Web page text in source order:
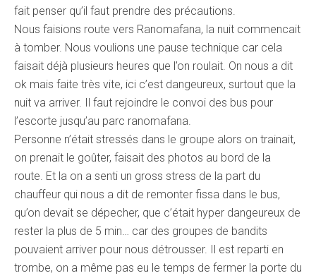
fait penser qu’il faut prendre des précautions.
Nous faisions route vers Ranomafana, la nuit commencait
à tomber. Nous voulions une pause technique car cela
faisait déjà plusieurs heures que l’on roulait. On nous a dit
ok mais faite très vite, ici c’est dangeureux, surtout que la
nuit va arriver. Il faut rejoindre le convoi des bus pour
l’escorte jusqu’au parc ranomafana.
Personne n’était stressés dans le groupe alors on trainait,
on prenait le goûter, faisait des photos au bord de la
route. Et la on a senti un gross stress de la part du
chauffeur qui nous a dit de remonter fissa dans le bus,
qu’on devait se dépecher, que c’était hyper dangeureux de
rester la plus de 5 min… car des groupes de bandits
pouvaient arriver pour nous détrousser. Il est reparti en
trombe, on a même pas eu le temps de fermer la porte du